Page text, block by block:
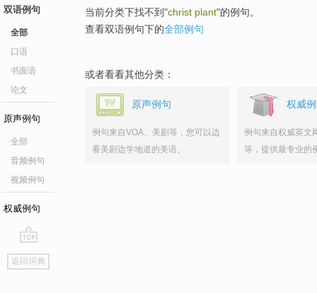
双语例句
全部
口语
书面语
论文
原声例句
全部
音频例句
视频例句
权威例句
go
top
返回词典
当前分类下找不到"christ plant"的例句。
查看双语例句下的全部例句
或者看看其他分类：
原声例句
例句来自VOA、美剧等，您可以边
看美剧边学地道的美语。
权威
例句来自权威英文
等，提供最专业的